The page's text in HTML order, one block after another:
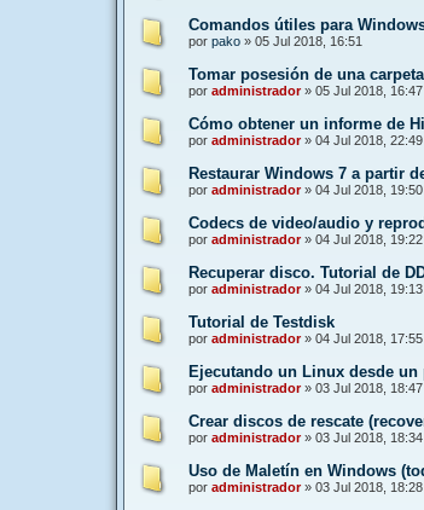
Comandos útiles para
por pako » 05 Jul 2018, 16:51
Tomar posesión de una
por administrador» 05 Jul 2018, 16:47
Cómo obtener un informe de
por administrador» 04 Jul 2018, 22:49
Restaurar Windows 7 a partir
por administrador» 04 Jul 2018, 19:50
Codecs de video/audio y
por administrador» 04 Jul 2018, 19:22
Recuperar disco. Tutorial de
por administrador» 04 Jul 2018, 19:13
Tutorial de Testdisk
por administrador» 04 Jul 2018, 17:55
Ejecutando un Linux desde un
por administrador» 03 Jul 2018, 18:47
Crear discos de rescate
por administrador» 03 Jul 2018, 18:34
Uso de Maletín en Windows
por administrador» 03 Jul 2018, 18:28